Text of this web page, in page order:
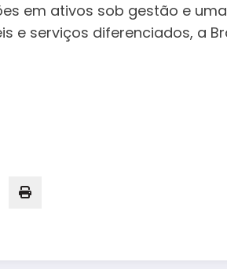
em ativos sob gestão e
e serviços diferenciados, a